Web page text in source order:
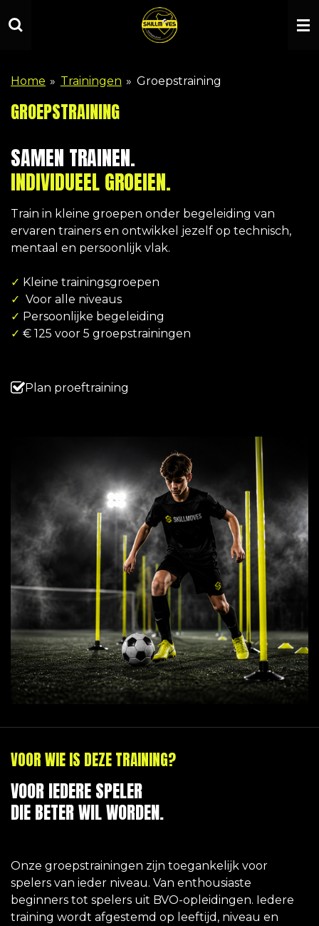
direct
hoofdinhoud
Home » Trainingen » Groepstraining
GROEPSTRAINING
SAMEN TRAINEN.
INDIVIDUEEL GROEIEN.
Train in kleine groepen onder begeleiding van
ervaren trainers en ontwikkel jezelf op technisch,
mentaal en persoonlijk vlak.
✓ Kleine trainingsgroepen
✓ Voor alle niveaus
✓ Persoonlijke begeleiding
✓ € 125 voor 5 groepstrainingen
Plan proeftraining
VOOR WIE IS DEZE TRAINING?
VOOR IEDERE SPELER
DIE BETER WIL WORDEN.
Onze groepstrainingen zijn toegankelijk voor
spelers van ieder niveau. Van enthousiaste
beginners tot spelers uit BVO-opleidingen. Iedere
training wordt afgestemd op leeftijd, niveau en